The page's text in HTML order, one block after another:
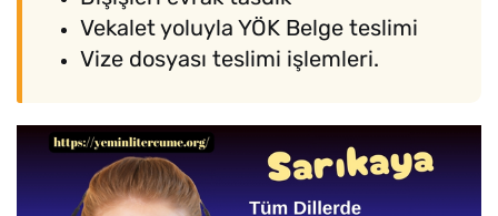
Vekalet yoluyla YÖK Belge teslimi
Vize dosyası teslimi işlemleri.